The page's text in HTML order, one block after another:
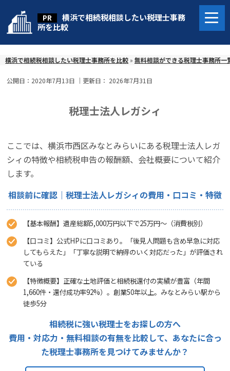
横浜で相続税相談したい税理士事務
所を比較
横浜で相続税相談したい税理士事務所を比較 » 無料相談ができる税理士事務所一
公開日： 2020年7月13日 ｜更新日： 2026年7月31日
税理士法人レガシィ
ここでは、横浜市西区みなとみらいにある税理士法人レガ
シィの特徴や相続税申告の報酬額、会社概要について紹介
します。
相談前に確認｜税理士法人レガシィの費用・口コミ・特徴
【基本報酬】遺産総額5,000万円以下で25万円〜（消費税別）
【口コミ】公式HPに口コミあり。「後見人問題も含め早急に対応
してもらえた」「丁寧な説明で納得のいく対応だった」が評価され
ている
【特徴概要】正確な土地評価と相続税還付の実績が豊富（年間
1,660件・還付成功率92%）。創業50年以上。みなとみらい駅から
徒歩5分
相続税に強い税理士をお探しの方へ
費用・対応力・無料相談の有無を比較して、あなたに合っ
た税理士事務所を見つけてみませんか？